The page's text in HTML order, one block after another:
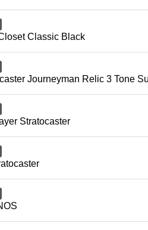
Classic Black
Journeyman Relic 3 Tone
Stratocaster